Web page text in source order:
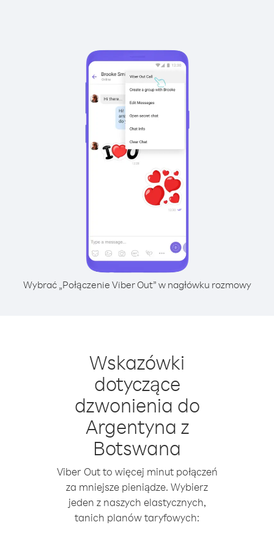
Wybrać „Połączenie Viber Out” w nagłówku rozmowy
Wskazówki
dotyczące
dzwonienia do
Argentyna z
Botswana
Viber Out to więcej minut połączeń
za mniejsze pieniądze. Wybierz
jeden z naszych elastycznych,
tanich planów taryfowych: